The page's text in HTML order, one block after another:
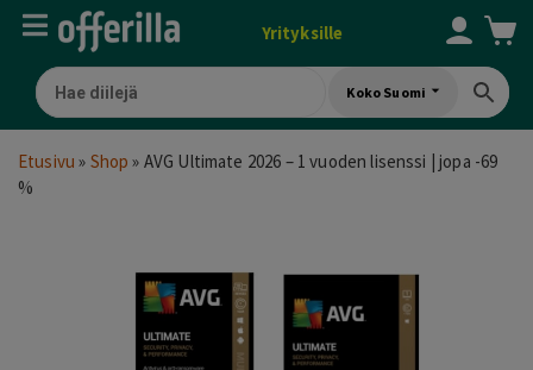
Yrityksille
Koko Suomi
Etusivu » Shop » AVG Ultimate 2026 – 1 vuoden lisenssi | jopa -69
%